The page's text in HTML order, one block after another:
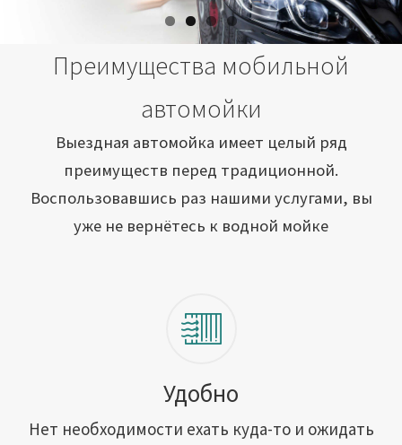
Подетальная химчистка
Как это работает
Сотрудничество
Вакансии
Адреса обслуживания
Контакты
Преимущества мобильной
автомойки
Выездная автомойка имеет целый ряд
преимуществ перед традиционной.
Воспользовавшись раз нашими услугами, вы
уже не вернётесь к водной мойке
Удобно
Нет необходимости ехать куда-то и ожидать